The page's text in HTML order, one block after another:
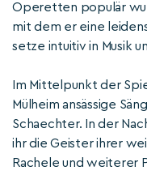
Operetten populär
mit dem er eine
setze intuitiv in Musik
Im Mittelpunkt der
Mülheim ansässige
Schaechter. In der
ihr die Geister ihrer
Rachele und weiterer